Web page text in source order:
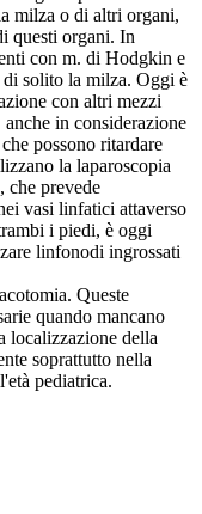
milza o di altri organi,
questi organi. In
con m. di Hodgkin e
di solito la milza. Oggi è
con altri mezzi
in considerazione
possono ritardare
la laparoscopia
che prevede
vasi linfatici attaverso
i piedi, è oggi
linfonodi ingrossati
Queste
quando mancano
localizzazione della
soprattutto nella
pediatrica.